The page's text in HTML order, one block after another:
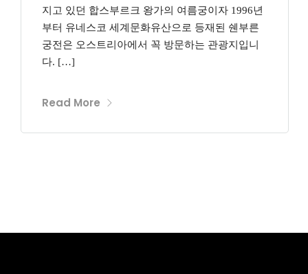
지고 있던 합스부르크 왕가의 여름궁이자 1996년
부터 유네스코 세계문화유산으로 등재된 쉔부른
궁전은 오스트리아에서 꼭 방문하는 관광지입니
다. […]
Read More